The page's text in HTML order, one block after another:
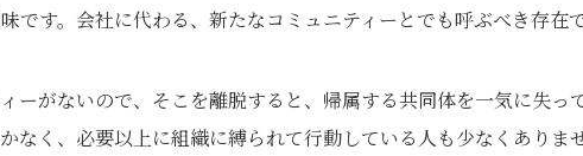
です。会社に代わる、新たなコミュニティーとでも呼ぶべき存在で
ーがないので、そこを離脱すると、帰属する共同体を一気に失っ
なく、必要以上に組織に縛られて行動している人も少なくありませ